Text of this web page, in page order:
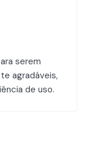
serem
agradáveis,
de uso.